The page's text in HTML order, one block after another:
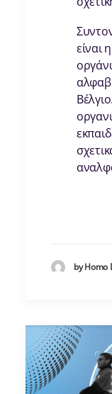
είναι
by Homo